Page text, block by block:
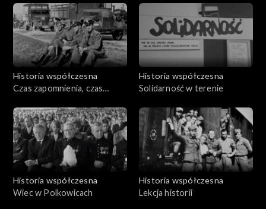
Historia współczesna
Czas zapomnienia, czas
Kempisty
Historia współczesna
Solidarność w terenie
Historia współczesna
Wiec w Polkowicach
Historia współczesna
Lekcja historii